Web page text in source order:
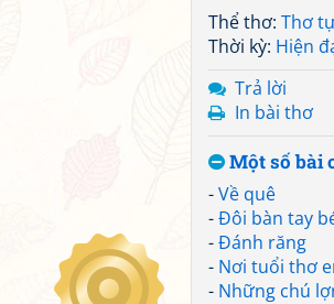
Thể thơ: Thơ
Thời kỳ: Hiện
Trả lời
In bài thơ
Một số bài
-Về quê
-Đôi bàn tay
-Đánh răng
- Nơi tuổi thơ
- Những chú